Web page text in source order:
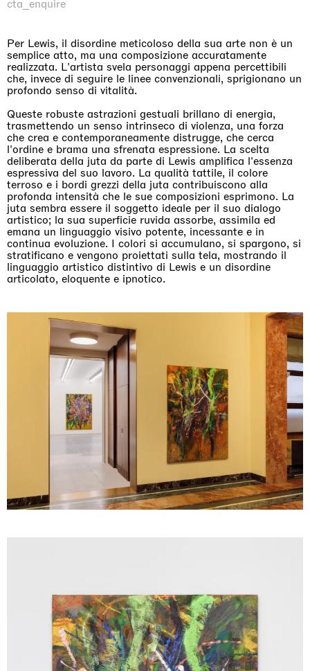
cta_enquire
Per Lewis, il disordine meticoloso della sua arte non è un
semplice atto, ma una composizione accuratamente
realizzata. L'artista svela personaggi appena percettibili
che, invece di seguire le linee convenzionali, sprigionano un
profondo senso di vitalità.
Queste robuste astrazioni gestuali brillano di energia,
trasmettendo un senso intrinseco di violenza, una forza
che crea e contemporaneamente distrugge, che cerca
l'ordine e brama una sfrenata espressione. La scelta
deliberata della juta da parte di Lewis amplifica l'essenza
espressiva del suo lavoro. La qualità tattile, il colore
terroso e i bordi grezzi della juta contribuiscono alla
profonda intensità che le sue composizioni esprimono. La
juta sembra essere il soggetto ideale per il suo dialogo
artistico; la sua superficie ruvida assorbe, assimila ed
emana un linguaggio visivo potente, incessante e in
continua evoluzione. I colori si accumulano, si spargono, si
stratificano e vengono proiettati sulla tela, mostrando il
linguaggio artistico distintivo di Lewis e un disordine
articolato, eloquente e ipnotico.